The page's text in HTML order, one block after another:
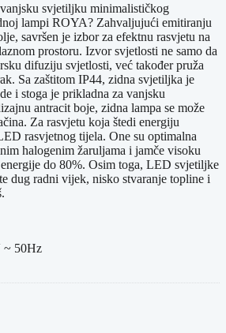
svjetiljku minimalističkog
lampi ROYA? Zahvaljujući emitiranju
savršen je izbor za efektnu rasvjetu na
prostoru. Izvor svjetlosti ne samo da
difuziju svjetlosti, već također pruža
Sa zaštitom IP44, zidna svjetiljka je
i stoga je prikladna za vanjsku
antracit boje, zidna lampa se može
Za rasvjetu koja štedi energiju
rasvjetnog tijela. One su optimalna
halogenim žaruljama i jamče visoku
do 80%. Osim toga, LED svjetiljke
dug radni vijek, nisko stvaranje topline i
~ 50Hz